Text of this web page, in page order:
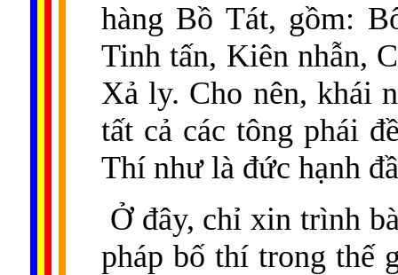
hàng Bồ Tát, gồm:
Tinh tấn, Kiên nhẫn,
Xả ly. Cho nên, khái
tất cả các tông phái
Thí như là đức hạnh
Ở đây, chỉ xin trình
pháp bố thí trong thế